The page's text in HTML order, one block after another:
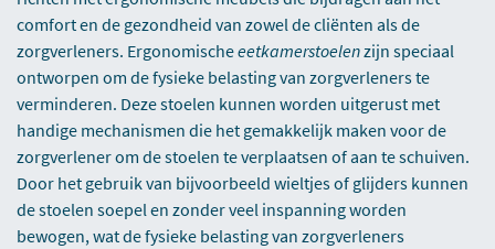
comfort en de gezondheid van zowel de cliënten als de
zorgverleners. Ergonomischeeetkamerstoelenzijn speciaal
ontworpen om de fysieke belasting van zorgverleners te
verminderen. Deze stoelen kunnen worden uitgerust met
handige mechanismen die het gemakkelijk maken voor de
zorgverlener om de stoelen te verplaatsen of aan te schuiven.
Door het gebruik van bijvoorbeeld wieltjes of glijders kunnen
de stoelen soepel en zonder veel inspanning worden
bewogen, wat de fysieke belasting van zorgverleners